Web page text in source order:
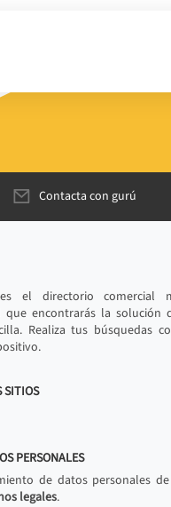
Contacta con gurú
es el directorio comercial
que encontrarás la solución
Realiza tus búsquedas
SITIOS
PERSONALES
de datos personales
legales.